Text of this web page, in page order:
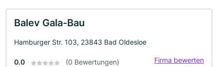
Balev Gala-Bau
Hamburger Str. 103, 23843 Bad Oldesloe
0.0 (0 Bewertungen) Firma bewerten